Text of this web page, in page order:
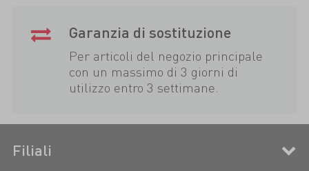
Garanzia di sostituzione
Per articoli del negozio principale
con un massimo di 3 giorni di
utilizzo entro 3 settimane.
Filiali